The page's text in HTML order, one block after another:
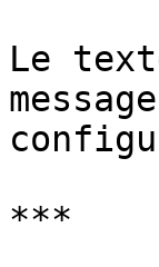
Le
***